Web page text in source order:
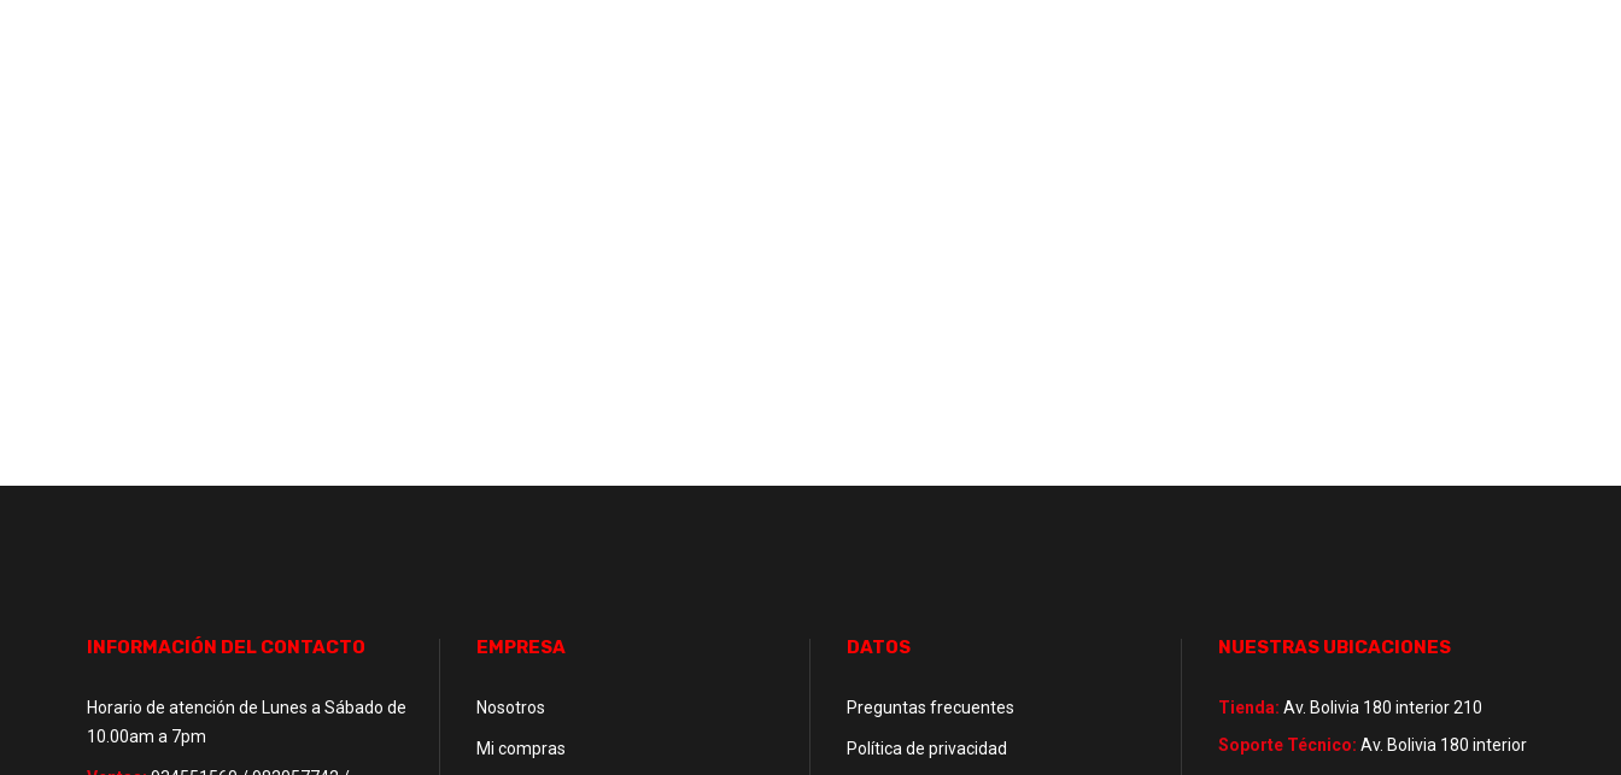
INFORMACIÓN DEL CONTACTO
Horario de atención de Lunes a Sábado de
10.00am a 7pm
EMPRESA
Nosotros
Mi compras
DATOS
Preguntas frecuentes
Política de privacidad
NUESTRAS UBICACIONES
Tienda: Av. Bolivia 180 interior 210
Soporte Técnico: Av. Bolivia 180 interior